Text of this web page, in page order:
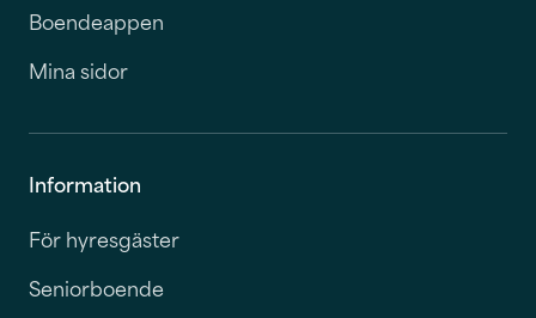
Boendeappen
Mina sidor
Information
För hyresgäster
Seniorboende